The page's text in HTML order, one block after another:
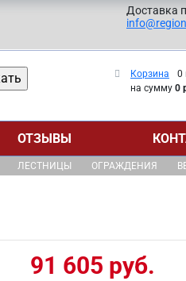
Доставка
Корзина
0
на сумму 0
ОТЗЫВЫ
ЛЕСТНИЦЫ ОГРАЖДЕНИЯ
91 605 руб.